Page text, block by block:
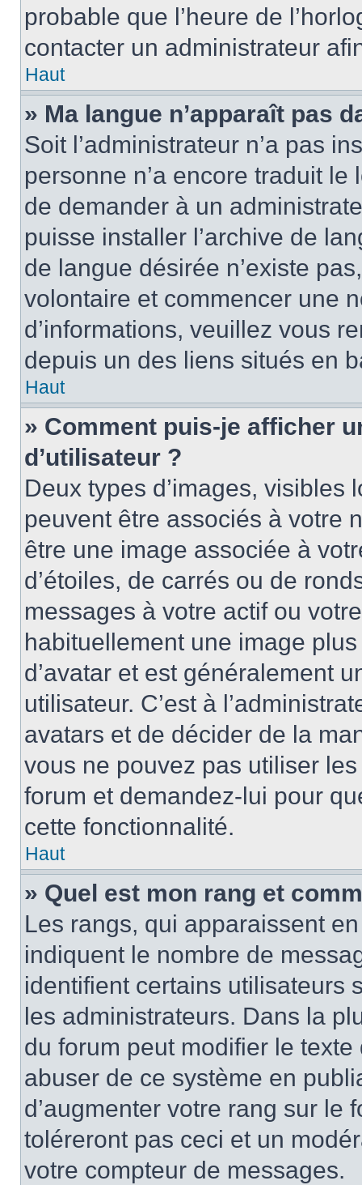
probable que l’heure de
contacter un administrateur
Haut
» Ma langue n’apparaît pas
Soit l’administrateur n’a pas
personne n’a encore traduit
de demander à un
puisse installer l’archive de
de langue désirée n’existe
volontaire et commencer une
d’informations, veuillez vous
depuis un des liens situés en
Haut
» Comment puis-je afficher
d’utilisateur ?
Deux types d’images,
peuvent être associés à votre
être une image associée à
d’étoiles, de carrés ou de
messages à votre actif ou
habituellement une image
d’avatar et est généralement
utilisateur. C’est à
avatars et de décider de la
vous ne pouvez pas utiliser
forum et demandez-lui pour
cette fonctionnalité.
Haut
» Quel est mon rang et
Les rangs, qui apparaissent
indiquent le nombre de
identifient certains utilisateurs
les administrateurs. Dans la
du forum peut modifier le
abuser de ce système en
d’augmenter votre rang sur le
toléreront pas ceci et un
votre compteur de messages.